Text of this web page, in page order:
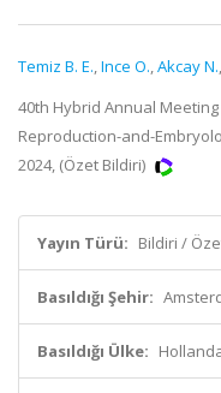
Temiz B. E.,Ince O.,Akcay N.,
40th Hybrid Annual
Reproduction-and-
2024, (Özet Bildiri)
Yayın Türü: Bildiri /
Basıldığı Şehir:
Basıldığı Ülke: